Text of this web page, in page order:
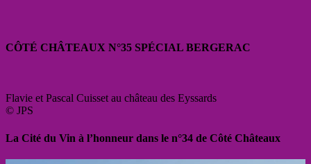
CÔTÉ CHÂTEAUX N°35 SPÉCIAL BERGERAC
Flavie et Pascal Cuisset au château des Eyssards
© JPS
La Cité du Vin à l’honneur dans le n°34 de Côté Châteaux